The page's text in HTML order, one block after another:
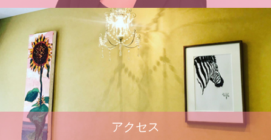
アクセス